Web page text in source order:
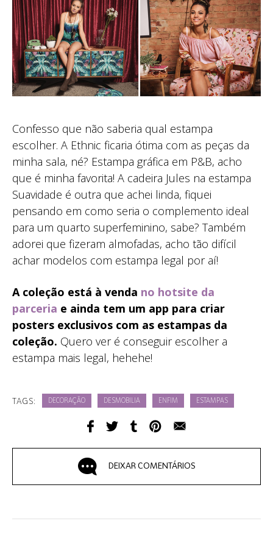
Confesso que não saberia qual estampa
escolher. A Ethnic ficaria ótima com as peças da
minha sala, né? Estampa gráfica em P&B, acho
que é minha favorita! A cadeira Jules na estampa
Suavidade é outra que achei linda, fiquei
pensando em como seria o complemento ideal
para um quarto superfeminino, sabe? Também
adorei que fizeram almofadas, acho tão difícil
achar modelos com estampa legal por aí!
A coleção está à venda no hotsite da
parceria e ainda tem um app para criar
posters exclusivos com as estampas da
coleção. Quero ver é conseguir escolher a
estampa mais legal, hehehe!
TAGS: DECORAÇÃO DESMOBILIA ENFIM ESTAMPAS
DEIXAR COMENTÁRIOS